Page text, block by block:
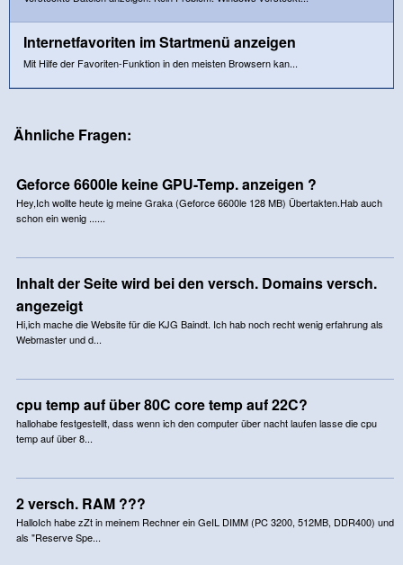
Internetfavoriten im Startmenü anzeigen
Mit Hilfe der Favoriten-Funktion in den meisten Browsern kan...
Ähnliche Fragen:
Geforce 6600le keine GPU-Temp. anzeigen ?
Hey,Ich wollte heute ig meine Graka (Geforce 6600le 128 MB) Übertakten.Hab auch
schon ein wenig ......
Inhalt der Seite wird bei den versch. Domains versch.
angezeigt
Hi,ich mache die Website für die KJG Baindt. Ich hab noch recht wenig erfahrung als
Webmaster und d...
cpu temp auf über 80C core temp auf 22C?
hallohabe festgestellt, dass wenn ich den computer über nacht laufen lasse die cpu
temp auf über 8...
2 versch. RAM ???
HalloIch habe zZt in meinem Rechner ein GeIL DIMM (PC 3200, 512MB, DDR400) und
als "Reserve Spe...